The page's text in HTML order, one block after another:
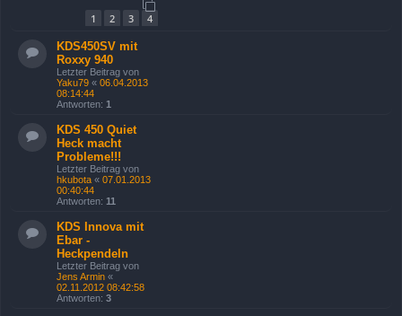
1 2 3 4
KDS450SV mit
Roxxy 940
Letzter Beitrag von
Yaku79 « 06.04.2013
08:14:44
Antworten: 1
KDS 450 Quiet
Heck macht
Probleme!!!
Letzter Beitrag von
hkubota « 07.01.2013
00:40:44
Antworten: 11
KDS Innova mit
Ebar -
Heckpendeln
Letzter Beitrag von
Jens Armin «
02.11.2012 08:42:58
Antworten: 3